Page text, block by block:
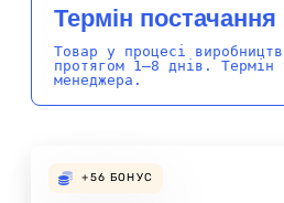
Термін постачання
Товар у процесі
протягом 1–8 днів. Термін
менеджера.
+56 БОНУС